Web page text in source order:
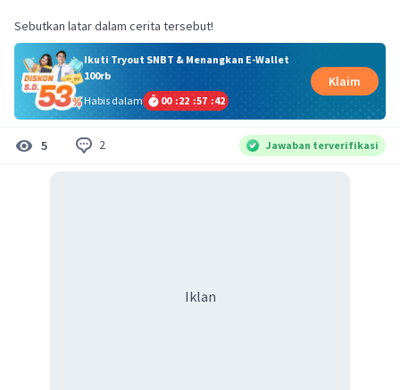
Sebutkan latar dalam cerita tersebut!
Ikuti Tryout SNBT & Menangkan E-Wallet
100rb
Habis dalam
00 :22 :57 :42
Klaim
5 2 Jawaban terverifikasi
Iklan